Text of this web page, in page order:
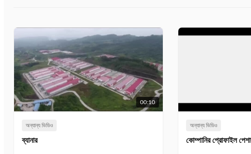
00:10
অন্যান্য ভিডিও
ব্যানার
অন্যান্য ভিডিও
কোম্পানির প্রোফাইল